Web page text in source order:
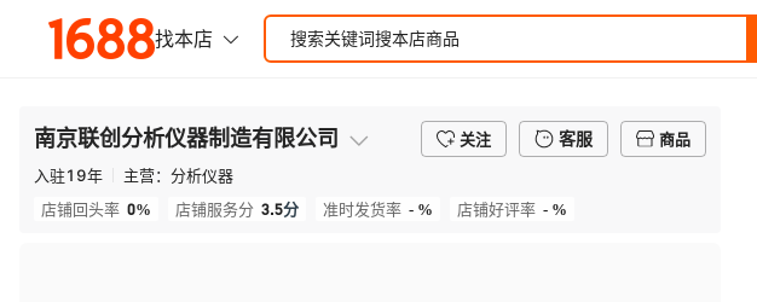
南京联创分析仪器制造有限公司 关注 客服
商品
入驻19年 主营： 分析仪器
店铺回头率 0% 店铺服务分 3.5分 准时发货率 - % 店铺好评率 - %